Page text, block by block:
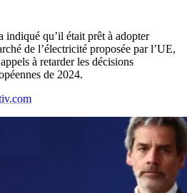
indiqué qu’il était prêt à adopter
de l’électricité proposée par l’UE,
à retarder les décisions
de 2024.